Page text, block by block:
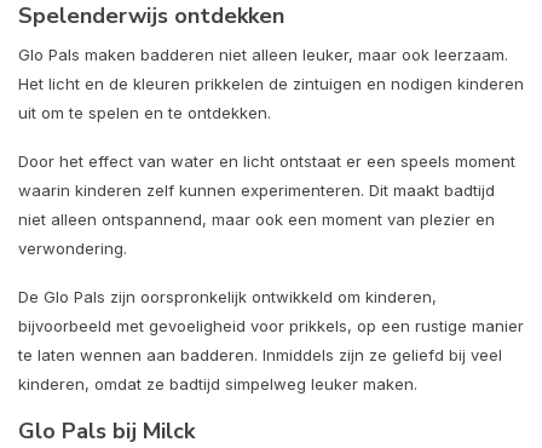
Spelenderwijs ontdekken
Glo Pals maken badderen niet alleen leuker, maar ook leerzaam.
Het licht en de kleuren prikkelen de zintuigen en nodigen kinderen
uit om te spelen en te ontdekken.
Door het effect van water en licht ontstaat er een speels moment
waarin kinderen zelf kunnen experimenteren. Dit maakt badtijd
niet alleen ontspannend, maar ook een moment van plezier en
verwondering.
De Glo Pals zijn oorspronkelijk ontwikkeld om kinderen,
bijvoorbeeld met gevoeligheid voor prikkels, op een rustige manier
te laten wennen aan badderen. Inmiddels zijn ze geliefd bij veel
kinderen, omdat ze badtijd simpelweg leuker maken.
Glo Pals bij Milck